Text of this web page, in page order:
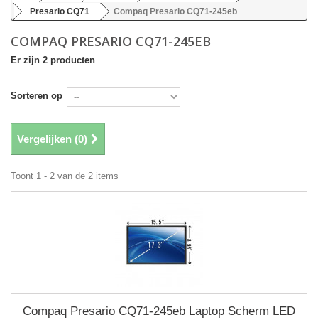
Presario CQ71
Compaq Presario CQ71-245eb
COMPAQ PRESARIO CQ71-245EB
Er zijn 2 producten
Sorteren op
Vergelijken (0)
Toont 1 - 2 van de 2 items
Compaq Presario CQ71-245eb Laptop Scherm LED